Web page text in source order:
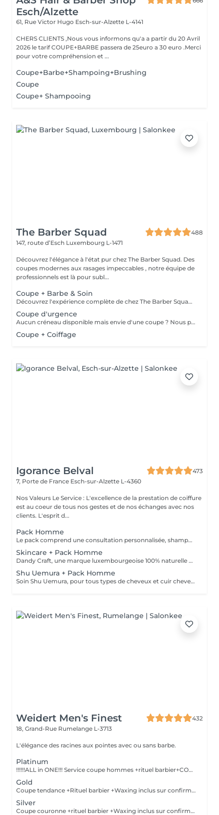
Esch/Alzette
61, Rue Victor Hugo Esch-sur-Alzette L-4141
CHERS CLIENTS ,Nous vous informons qu'a a partir du 20 Avril
2026 le tarif COUPE+BARBE passera de 25euro a 30 euro .Merci
pour votre compréhension et ...
Coupe+Barbe+Shampoing+Brushing
Coupe
Coupe+ Shampooing
The Barber Squad
488
147, route d’Esch Luxembourg L-1471
Découvrez l'élégance à l'état pur chez The Barber Squad. Des
coupes modernes aux rasages impeccables , notre équipe de
professionnels est là pour subl...
Coupe + Barbe & Soin
Découvrez l'expérience complète de chez The Barber Squad ! Shampooing & soins profonds + Coupe complète + Coiffage. Taille de Barbe & Contours à la lame & soins régénérant + Serviette Chaude & Froide + Nettoyage exfoliant du visage + Vapeur + Massage Relaxant + After Shave + Huile à barbe + Hydratation de la peau . Pour que votre expérience chez nous soit optimal , une boisson de votre choix vous est offerte !
Coupe d'urgence
Aucun créneau disponible mais envie d'une coupe ? Nous pouvons vous proposer un rendez-vous avant ou après nos horaires, ou durant la pause. Pour cette prestation, merci de contacter directement le shop.
Coupe + Coiffage
Igorance Belval
473
7, Porte de France Esch-sur-Alzette L-4360
Nos Valeurs Le Service : L'excellence de la prestation de coiffure
est au coeur de tous nos gestes et de nos échanges avec nos
clients. L'esprit d...
Pack Homme
Le pack comprend une consultation personnalisée, shampooing et conditionneur spécifiques STATEMENT, la coupe IGORANCE (finitions sur cheveux secs ) et les produits de styling STATEMENT * Tarifs à titre indicatifs à confirmer après la consultation personnalisée établit auprès de votre coiffeur/stylist/spécialiste * La direction se réserve le droit d’apporter des modifications pour le bon fonctionnement du salon
Skincare + Pack Homme
Dandy Craft, une marque luxembourgeoise 100% naturelle de soins du visage. Soin du visage, nettoyant à base de jus d'aloe vera et de ginseng, exfoliant à la vitamine C, crème hydratante au beurre de karité. + Pack Homme
Shu Uemura + Pack Homme
Soin Shu Uemura, pour tous types de cheveux et cuir chevelu + Pack Homme
Weidert Men's Finest
432
18, Grand-Rue Rumelange L-3713
L'élégance des racines aux pointes avec ou sans barbe.
Platinum
!!!!!!ALL in ONE!!! Service coupe hommes +rituel barbier+COLORATION de BARBE +Waxing inclus sur confirmation personnelle Shampoing &styling inclus
Gold
Coupe tendance +Rituel barbier +Waxing inclus sur confirmation personnelle Shampoing&styling inclus
Silver
Coupe couronne +rituel barbier +Waxing inclus sur confirmation personnelle